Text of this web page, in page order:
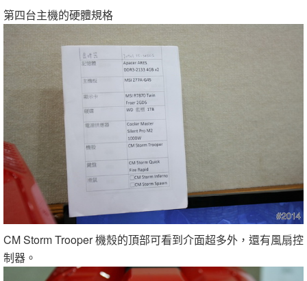
第四台主機的硬體規格
CM Storm Trooper 機殼的頂部可看到介面超多外，還有風扇控
制器。